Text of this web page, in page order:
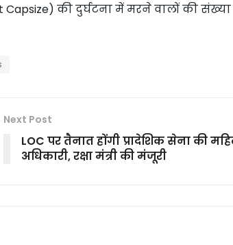
की दुर्घटना में मरने वालों की संख्या
Next Post
LOC पर तैनात होंगी प्रादेशिक सेना की
अधिकारी, रक्षा मंत्री की मंजूरी